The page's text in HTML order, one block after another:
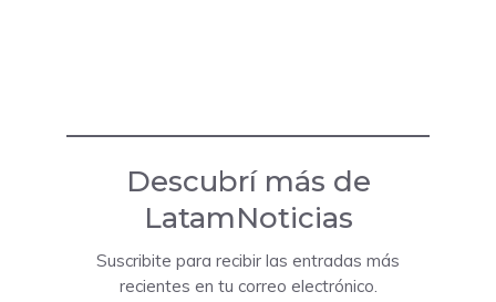
Descubrí más de
LatamNoticias
Suscribite para recibir las entradas más
recientes en tu correo electrónico.